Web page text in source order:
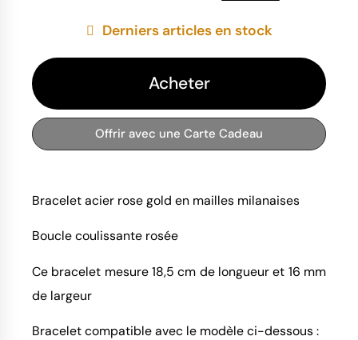
Derniers articles en stock
Acheter
Offrir avec une Carte Cadeau
Bracelet acier rose gold en mailles milanaises
Boucle coulissante rosée
Ce bracelet mesure 18,5 cm de longueur et 16 mm
de largeur
Bracelet compatible avec le modèle ci-dessous :